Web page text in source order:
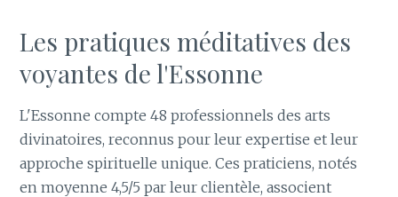
Les pratiques méditatives des
voyantes de l'Essonne
L'Essonne compte 48 professionnels des arts
divinatoires, reconnus pour leur expertise et leur
approche spirituelle unique. Ces praticiens, notés
en moyenne 4,5/5 par leur clientèle, associent